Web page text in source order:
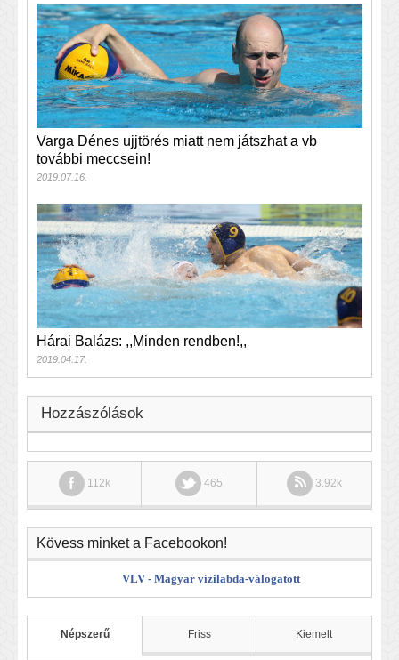
Varga Dénes ujjtörés miatt nem játszhat a vb
további meccsein!
2019.07.16.
Hárai Balázs: ,,Minden rendben!,,
2019.04.17.
Hozzászólások
112k 465 3.92k
Kövess minket a Facebookon!
VLV - Magyar vízilabda-válogatott
Népszerű Friss Kiemelt